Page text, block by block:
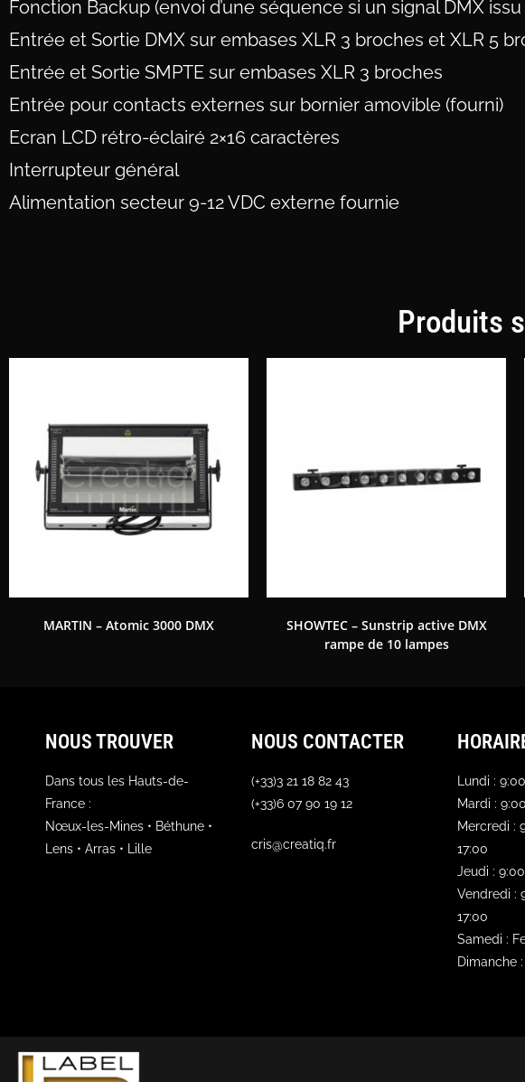
Fonction Backup (envoi d’une séquence si un signal DMX
Entrée et Sortie DMX sur embases XLR 3 broches et XLR 5
Entrée et Sortie SMPTE sur embases XLR 3 broches
Entrée pour contacts externes sur bornier amovible (fourni)
Ecran LCD rétro-éclairé 2×16 caractères
Interrupteur général
Alimentation secteur 9-12 VDC externe fournie
Produits
MARTIN – Atomic 3000 DMX
SHOWTEC – Sunstrip active DMX
rampe de 10 lampes
NOUS TROUVER
Dans tous les Hauts-de-
France :
Nœux-les-Mines • Béthune •
Lens • Arras • Lille
NOUS CONTACTER
(+33)3 21 18 82 43
(+33)6 07 90 19 12
cris@creatiq.fr
Lundi :
Mardi :
Mercredi :
17:00
Jeudi :
Vendredi :
17:00
Samedi :
Dimanche